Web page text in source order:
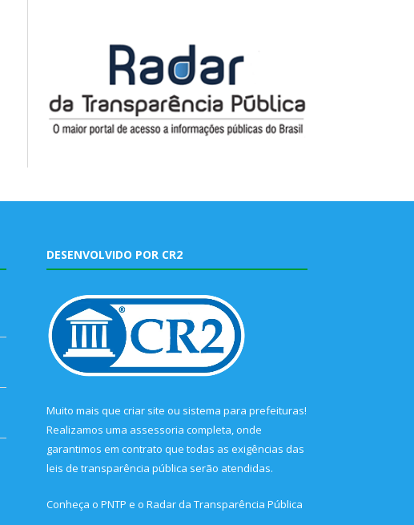
DESENVOLVIDO POR CR2
Muito mais que criar site ou sistema para prefeituras!
Realizamos uma assessoria completa, onde
garantimos em contrato que todas as exigências das
leis de transparência pública serão atendidas.
Conheça o PNTP e o Radar da Transparência Pública